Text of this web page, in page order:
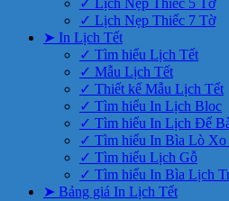
✓ Lịch Nẹp Thiếc 5 Tờ
✓ Lịch Nẹp Thiếc 7 Tờ
➤ In Lịch Tết
✓ Tìm hiểu Lịch Tết
✓ Mẫu Lịch Tết
✓ Thiết kế Mẫu Lịch Tết
✓ Tìm hiểu In Lịch Bloc
✓ Tìm hiểu In Lịch Để
✓ Tìm hiểu In Bìa Lò Xo
✓ Tìm hiểu Lịch Gỗ
✓ Tìm hiểu In Bìa Lịch
➤ Bảng giá In Lịch Tết